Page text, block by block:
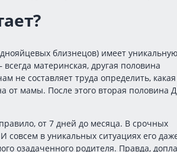
близнецов) имеет
материнская, другая половина
не составляет труда определить, какая
от мамы. После этого вторая половина
от 7 дней до месяца. В срочных
совсем в уникальных ситуациях его
озадаченного родителя. Правда,